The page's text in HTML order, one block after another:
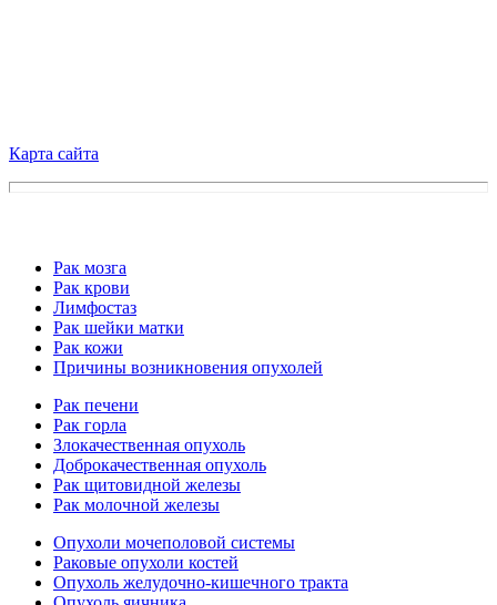
Карта сайта
Рак мозга
Рак крови
Лимфостаз
Рак шейки матки
Рак кожи
Причины возникновения опухолей
Рак печени
Рак горла
Злокачественная опухоль
Доброкачественная опухоль
Рак щитовидной железы
Рак молочной железы
Опухоли мочеполовой системы
Раковые опухоли костей
Опухоль желудочно-кишечного тракта